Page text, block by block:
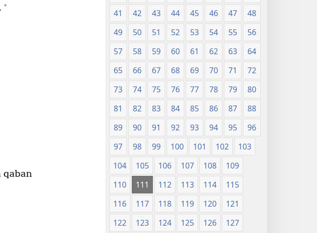
+
qaban
41
42 43 44 45 46 47
48
49
50 51 52 53 54 55
56
57
58 59 60 61 62 63
64
65
66 67 68 69 70 71
72
73
74 75 76 77 78 79
80
81
82 83 84 85 86 87
88
89
90 91 92 93 94 95
96
97
98 99 100 101 102
103
104
105 106 107 108
109
110
111 112 113 114
115
116
117 118 119 120
121
122
123 124 125 126
127